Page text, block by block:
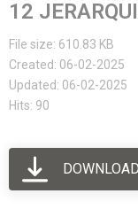
12
File size: 610.83 KB
Created: 06-02-2025
Updated: 06-02-2025
Hits: 90
DOWNLOAD